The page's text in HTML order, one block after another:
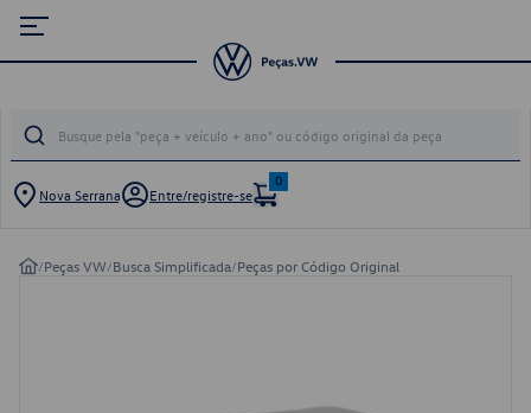
Nova Serrana Entre/registre-se
0
/Peças VW/Busca Simplificada/Peças por Código Original